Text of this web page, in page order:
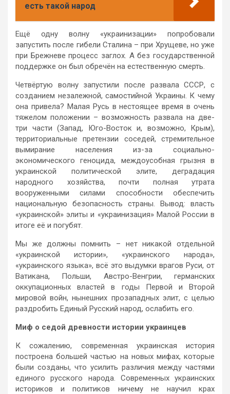
есть такой народ
Ещё одну волну «украинизации» попробовали
запустить после гибели Сталина – при Хрущеве, но уже
при Брежневе процесс заглох. А без государственной
поддержке он был обречён на естественную смерть.
Четвёртую волну запустили после развала СССР, с
созданием незалежной, самостийной Украины. К чему
она привела? Малая Русь в нестоящее время в очень
тяжелом положении – возможность развала на две-
три части (Запад, Юго-Восток и, возможно, Крым),
территориальные претензии соседей, стремительное
вымирание населения из-за социально-
экономического геноцида, междоусобная грызня в
украинской политической элите, деградация
народного хозяйства, почти полная утрата
вооруженными силами способности обеспечить
национальную безопасность страны. Вывод: власть
«украинской» элиты и «украинизация» Малой России в
итоге её и погубят.
Мы же должны помнить – нет никакой отдельной
«украинской истории», «украинского народа»,
«украинского языка», всё это выдумки врагов Руси, от
Ватикана, Польши, Австро-Венгрии, германских
оккупационных властей в годы Первой и Второй
мировой войн, нынешних прозападных элит, с целью
раздробить Единый Русский народ, ослабить его.
Миф о седой древности истории украинцев
К сожалению, современная украинская история
построена большей частью на новых мифах, которые
были созданы, что усилить различия между частями
единого русского народа. Современных украинских
историков и политиков ничему не научил крах